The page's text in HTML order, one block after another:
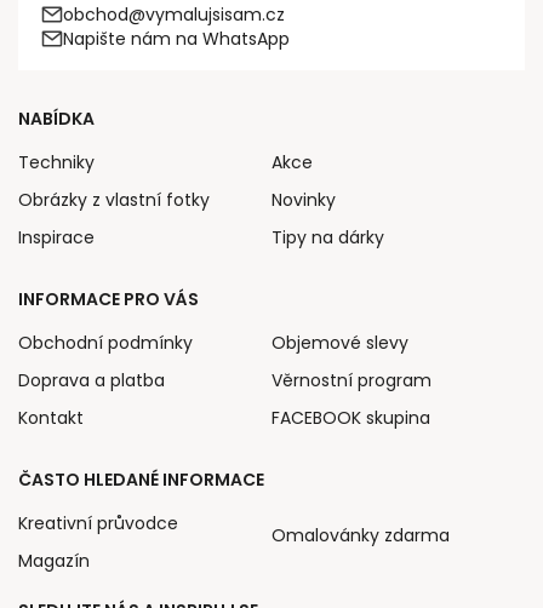
obchod@vymalujsisam.cz
Napište nám na WhatsApp
NABÍDKA
Techniky
Obrázky z vlastní fotky
Inspirace
Akce
Novinky
Tipy na dárky
INFORMACE PRO VÁS
Obchodní podmínky
Doprava a platba
Kontakt
Objemové slevy
Věrnostní program
FACEBOOK skupina
ČASTO HLEDANÉ INFORMACE
Kreativní průvodce
Magazín
Omalovánky zdarma